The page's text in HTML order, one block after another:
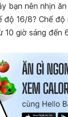
bạn nên nhịn
16/8? Chế độ
10 giờ sáng đến